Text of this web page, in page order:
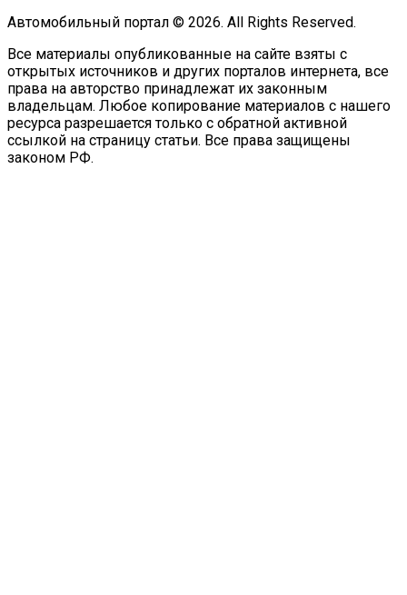
Автомобильный портал © 2026. All Rights Reserved.
Все материалы опубликованные на сайте взяты с
открытых источников и других порталов интернета, все
права на авторство принадлежат их законным
владельцам. Любое копирование материалов с нашего
ресурса разрешается только с обратной активной
ссылкой на страницу статьи. Все права защищены
законом РФ.